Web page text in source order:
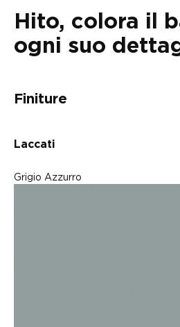
Hito, colora il
ogni suo
Finiture
Laccati
Grigio Azzurro